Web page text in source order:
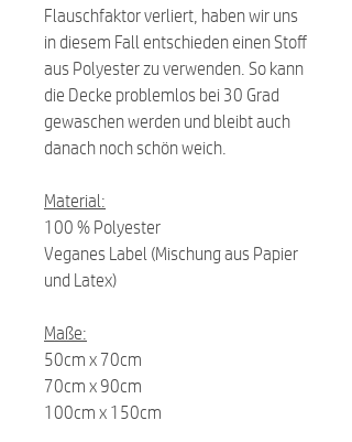
Flauschfaktor verliert, haben wir uns
in diesem Fall entschieden einen Stoff
aus Polyester zu verwenden. So kann
die Decke problemlos bei 30 Grad
gewaschen werden und bleibt auch
danach noch schön weich.
Material:
100 % Polyester
Veganes Label (Mischung aus Papier
und Latex)
Maße:
50cm x 70cm
70cm x 90cm
100cm x 150cm